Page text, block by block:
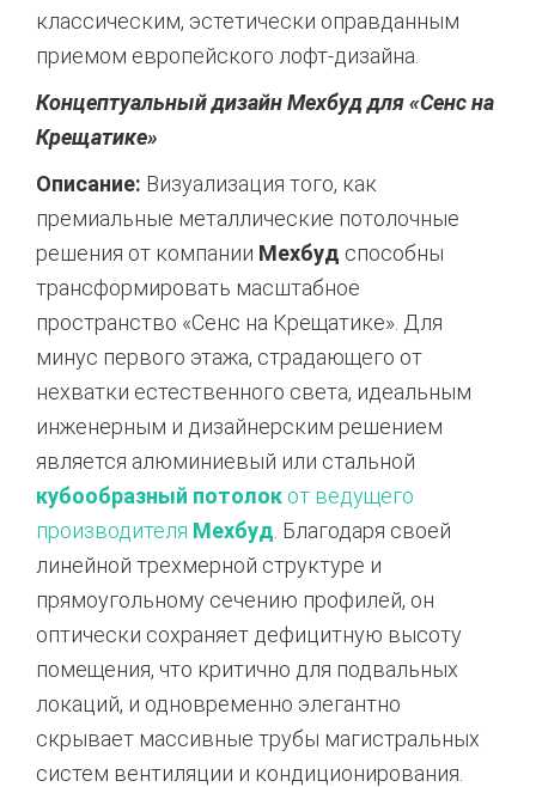
классическим, эстетически оправданным
приемом европейского лофт-дизайна.
Концептуальный дизайн Мехбуд для «Сенс на
Крещатике»
Описание: Визуализация того, как
премиальные металлические потолочные
решения от компании Мехбуд способны
трансформировать масштабное
пространство «Сенс на Крещатике». Для
минус первого этажа, страдающего от
нехватки естественного света, идеальным
инженерным и дизайнерским решением
является алюминиевый или стальной
кубообразный потолок от ведущего
производителя Мехбуд . Благодаря своей
линейной трехмерной структуре и
прямоугольному сечению профилей, он
оптически сохраняет дефицитную высоту
помещения, что критично для подвальных
локаций, и одновременно элегантно
скрывает массивные трубы магистральных
систем вентиляции и кондиционирования.